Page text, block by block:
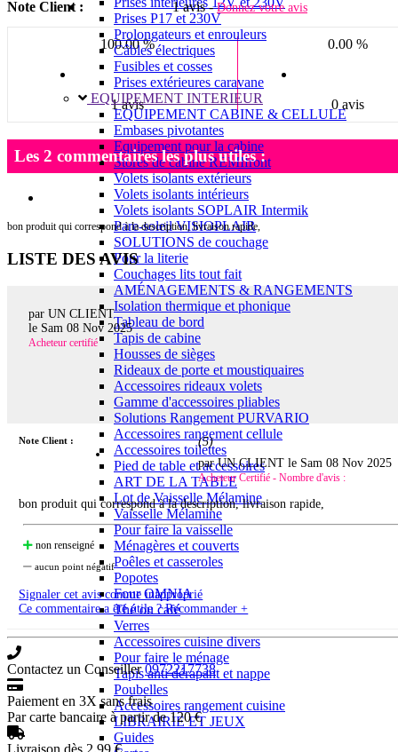
Prises P17 et 230V
Prolongateurs et enrouleurs
Câbles électriques
Fusibles et cosses
Prises extérieures caravane
EQUIPEMENT INTERIEUR
EQUIPEMENT CABINE & CELLULE
Embases pivotantes
Equipement pour la cabine
Stores de cabine REMIfront
Volets isolants extérieurs
Volets isolants intérieurs
Volets isolants SOPLAIR Intermik
Pare-soleil VISIOPLAIR
SOLUTIONS de couchage
Pour la literie
Couchages lits tout fait
AMÉNAGEMENTS & RANGEMENTS
Isolation thermique et phonique
Tableau de bord
Tapis de cabine
Housses de sièges
Rideaux de porte et moustiquaires
Accessoires rideaux volets
Gamme d'accessoires pliables
Solutions Rangement PURVARIO
Accessoires rangement cellule
Accessoires toilettes
Pied de table et accessoires
ART DE LA TABLE
Lot de Vaisselle Mélamine
Vaisselle Mélamine
Pour faire la vaisselle
Ménagères et couverts
Poêles et casseroles
Popotes
Four OMNIA
Thé ou café
Verres
Accessoires cuisine divers
Pour faire le ménage
Tapis anti dérapant et nappe
Poubelles
Accessoires rangement cuisine
LIBRAIRIE ET JEUX
Guides
Note Client : 1 avis -Donnez votre avis
100.00 %
1 avis
0.00 %
0 avis
Les 2 commentaires les plus utiles :
bon produit qui correspond à la description, livraison rapide,
LISTE DES AVIS
par UN CLIENT
le Sam 08 Nov 2025
Acheteur certifié
Note Client : (5)
par UN CLIENT le Sam 08 Nov 2025
Acheteur Certifié - Nombre d'avis :
bon produit qui correspond à la description, livraison rapide,
non renseigné
aucun point négatif
Signaler cet avis comme inapproprié
Ce commentaire a été utile ? Recommander +
Contactez un Conseiller0972217738
Paiement en 3X sans frais
Par carte bancaire à partir de 120 €
Livraison dès 2.99 €